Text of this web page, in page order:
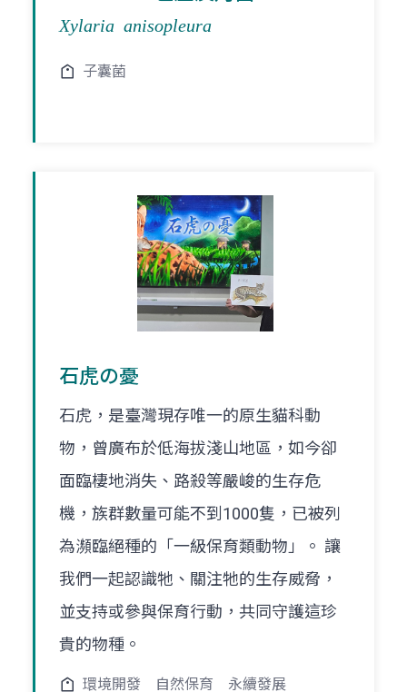
Xylaria anisopleura
子囊菌
石虎の憂
石虎，是臺灣現存唯一的原生貓科動
物，曾廣布於低海拔淺山地區，如今卻
面臨棲地消失、路殺等嚴峻的生存危
機，族群數量可能不到1000隻，已被列
為瀕臨絕種的「一級保育類動物」。 讓
我們一起認識牠、關注牠的生存威脅，
並支持或參與保育行動，共同守護這珍
貴的物種。
環境開發 自然保育 永續發展